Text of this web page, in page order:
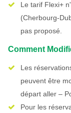
Le tarif Flexi+
(Cherbourg-
pas proposé.
Comment
Les
peuvent être
départ aller –
Pour les